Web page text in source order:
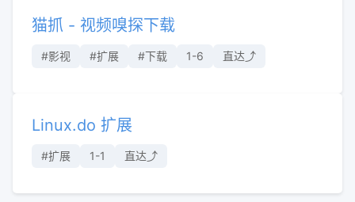
猫抓 - 视频嗅探下载
#影视 #扩展 #下载 1-6 直达⤴︎
Linux.do 扩展
#扩展 1-1 直达⤴︎